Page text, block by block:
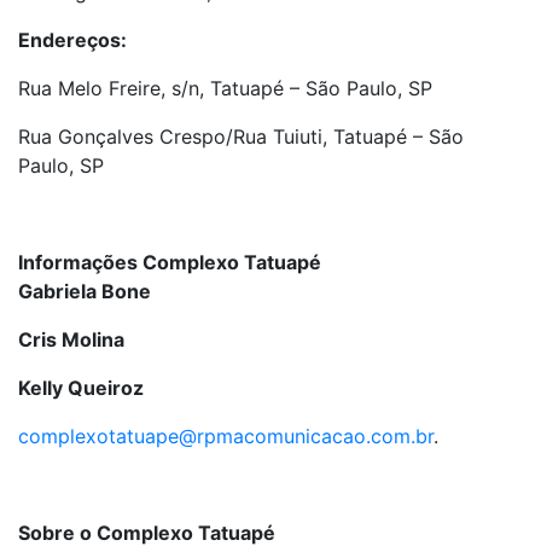
Endereços:
Rua Melo Freire, s/n, Tatuapé – São Paulo, SP
Rua Gonçalves Crespo/Rua Tuiuti, Tatuapé – São
Paulo, SP
Informações Complexo Tatuapé
Gabriela Bone
Cris Molina
Kelly Queiroz
complexotatuape@rpmacomunicacao.com.br.
Sobre o Complexo Tatuapé